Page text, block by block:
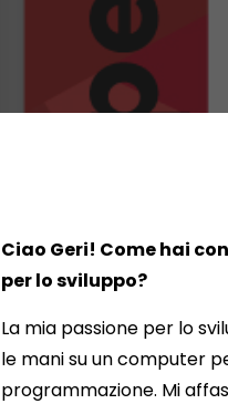
Ciao Geri! Come hai
per lo sviluppo?
La mia passione per lo
le mani su un computer
programmazione. Mi